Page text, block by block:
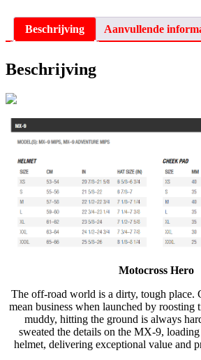
Zwart
/
2023
Collectie
Beschrijving Aanvullende
Beschrijving
Motocross Hero
The off-road world is a dirty, tough place.
mean business when launched by roosting
muddy, hitting the ground is always
sweated the details on the MX-9,
helmet, delivering exceptional value and